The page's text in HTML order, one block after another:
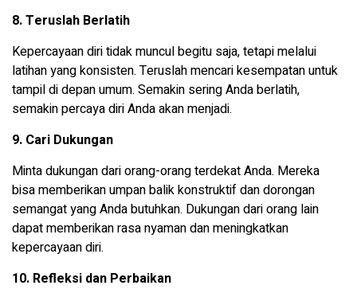
8. Teruslah Berlatih
Kepercayaan diri tidak muncul begitu saja, tetapi melalui
latihan yang konsisten. Teruslah mencari kesempatan untuk
tampil di depan umum. Semakin sering Anda berlatih,
semakin percaya diri Anda akan menjadi.
9. Cari Dukungan
Minta dukungan dari orang-orang terdekat Anda. Mereka
bisa memberikan umpan balik konstruktif dan dorongan
semangat yang Anda butuhkan. Dukungan dari orang lain
dapat memberikan rasa nyaman dan meningkatkan
kepercayaan diri.
10. Refleksi dan Perbaikan